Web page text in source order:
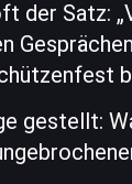
der Satz:
gestellt: